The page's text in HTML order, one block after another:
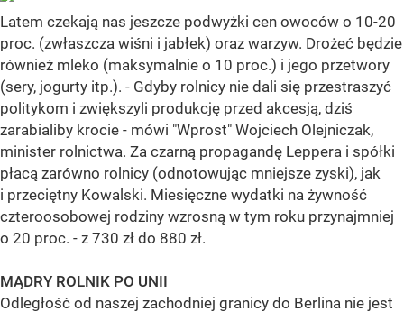
Latem czekają nas jeszcze podwyżki cen owoców o 10-20
proc. (zwłaszcza wiśni i jabłek) oraz warzyw. Drożeć będzie
również mleko (maksymalnie o 10 proc.) i jego przetwory
(sery, jogurty itp.). - Gdyby rolnicy nie dali się przestraszyć
politykom i zwiększyli produkcję przed akcesją, dziś
zarabialiby krocie - mówi "Wprost" Wojciech Olejniczak,
minister rolnictwa. Za czarną propagandę Leppera i spółki
płacą zarówno rolnicy (odnotowując mniejsze zyski), jak
i przeciętny Kowalski. Miesięczne wydatki na żywność
czteroosobowej rodziny wzrosną w tym roku przynajmniej
o 20 proc. - z 730 zł do 880 zł.
MĄDRY ROLNIK PO UNII
Odległość od naszej zachodniej granicy do Berlina nie jest